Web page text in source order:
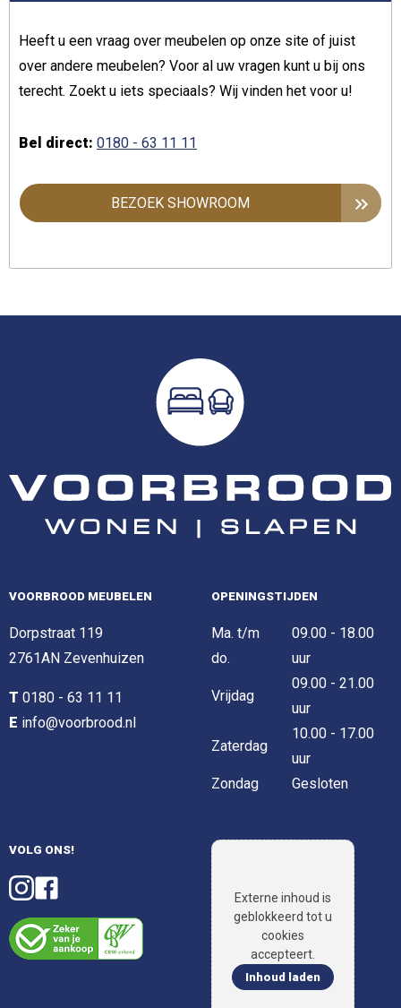
Heeft u een vraag over meubelen op onze site of juist
over andere meubelen? Voor al uw vragen kunt u bij ons
terecht. Zoekt u iets speciaals? Wij vinden het voor u!
Bel direct: 0180 - 63 11 11
BEZOEK SHOWROOM
VOORBROOD MEUBELEN
Dorpstraat 119
2761AN Zevenhuizen
T 0180 - 63 11 11
E info@voorbrood.nl
OPENINGSTIJDEN
Ma. t/m
do.
09.00 - 18.00
uur
Vrijdag
09.00 - 21.00
uur
Zaterdag
10.00 - 17.00
uur
Zondag
Gesloten
VOLG ONS!
Externe inhoud is
geblokkeerd tot u
cookies
accepteert.
Inhoud laden